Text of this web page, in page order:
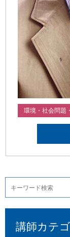
環境・社会問題
講師カテ